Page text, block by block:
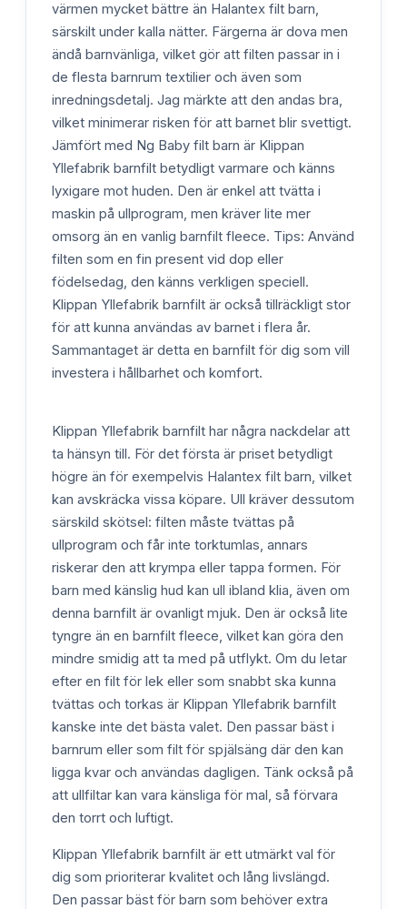
värmen mycket bättre än Halantex filt barn,
särskilt under kalla nätter. Färgerna är dova men
ändå barnvänliga, vilket gör att filten passar in i
de flesta barnrum textilier och även som
inredningsdetalj. Jag märkte att den andas bra,
vilket minimerar risken för att barnet blir svettigt.
Jämfört med Ng Baby filt barn är Klippan
Yllefabrik barnfilt betydligt varmare och känns
lyxigare mot huden. Den är enkel att tvätta i
maskin på ullprogram, men kräver lite mer
omsorg än en vanlig barnfilt fleece. Tips: Använd
filten som en fin present vid dop eller
födelsedag, den känns verkligen speciell.
Klippan Yllefabrik barnfilt är också tillräckligt stor
för att kunna användas av barnet i flera år.
Sammantaget är detta en barnfilt för dig som vill
investera i hållbarhet och komfort.
Klippan Yllefabrik barnfilt har några nackdelar att
ta hänsyn till. För det första är priset betydligt
högre än för exempelvis Halantex filt barn, vilket
kan avskräcka vissa köpare. Ull kräver dessutom
särskild skötsel: filten måste tvättas på
ullprogram och får inte torktumlas, annars
riskerar den att krympa eller tappa formen. För
barn med känslig hud kan ull ibland klia, även om
denna barnfilt är ovanligt mjuk. Den är också lite
tyngre än en barnfilt fleece, vilket kan göra den
mindre smidig att ta med på utflykt. Om du letar
efter en filt för lek eller som snabbt ska kunna
tvättas och torkas är Klippan Yllefabrik barnfilt
kanske inte det bästa valet. Den passar bäst i
barnrum eller som filt för spjälsäng där den kan
ligga kvar och användas dagligen. Tänk också på
att ullfiltar kan vara känsliga för mal, så förvara
den torrt och luftigt.
Klippan Yllefabrik barnfilt är ett utmärkt val för
dig som prioriterar kvalitet och lång livslängd.
Den passar bäst för barn som behöver extra